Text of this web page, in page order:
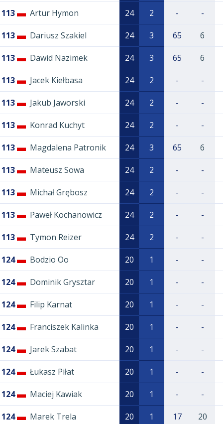
113 Artur Hymon 24 2 - -
113 Dariusz Szakiel 24 3 65 6
113 Dawid Nazimek 24 3 65 6
113 Jacek Kiełbasa 24 2 - -
113 Jakub Jaworski 24 2 - -
113 Konrad Kuchyt 24 2 - -
113 Magdalena Patronik 24 3 65 6
113 Mateusz Sowa 24 2 - -
113 Michał Grębosz 24 2 - -
113 Paweł Kochanowicz 24 2 - -
113 Tymon Reizer 24 2 - -
124 Bodzio Oo 20 1 - -
124 Dominik Grysztar 20 1 - -
124 Filip Karnat 20 1 - -
124 Franciszek Kalinka 20 1 - -
124 Jarek Szabat 20 1 - -
124 Łukasz Piłat 20 1 - -
124 Maciej Kawiak 20 1 - -
124 Marek Trela 20 1 17 20